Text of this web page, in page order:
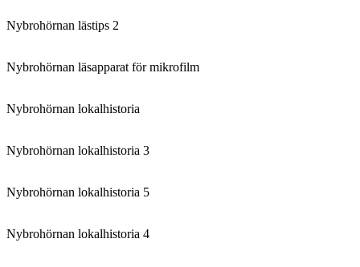
Nybrohörnan lästips 2
Nybrohörnan läsapparat för mikrofilm
Nybrohörnan lokalhistoria
Nybrohörnan lokalhistoria 3
Nybrohörnan lokalhistoria 5
Nybrohörnan lokalhistoria 4